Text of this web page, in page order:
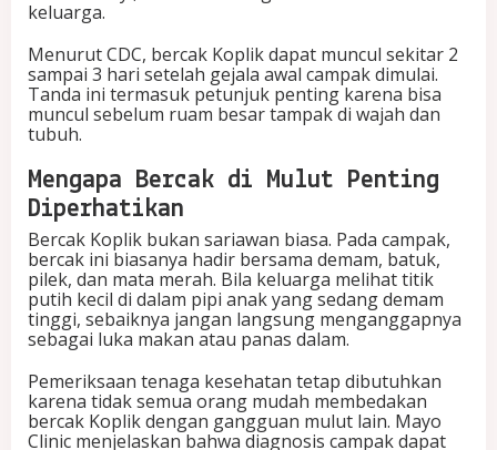
keluarga.
Menurut CDC, bercak Koplik dapat muncul sekitar 2
sampai 3 hari setelah gejala awal campak dimulai.
Tanda ini termasuk petunjuk penting karena bisa
muncul sebelum ruam besar tampak di wajah dan
tubuh.
Mengapa Bercak di Mulut Penting
Diperhatikan
Bercak Koplik bukan sariawan biasa. Pada campak,
bercak ini biasanya hadir bersama demam, batuk,
pilek, dan mata merah. Bila keluarga melihat titik
putih kecil di dalam pipi anak yang sedang demam
tinggi, sebaiknya jangan langsung menganggapnya
sebagai luka makan atau panas dalam.
Pemeriksaan tenaga kesehatan tetap dibutuhkan
karena tidak semua orang mudah membedakan
bercak Koplik dengan gangguan mulut lain. Mayo
Clinic menjelaskan bahwa diagnosis campak dapat